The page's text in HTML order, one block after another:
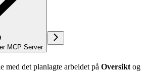
MCP Server
med det planlagte arbeidet på Oversikt og